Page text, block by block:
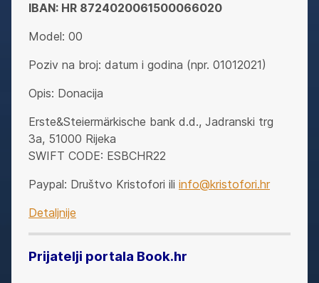
IBAN: HR 8724020061500066020
Model: 00
Poziv na broj: datum i godina (npr. 01012021)
Opis: Donacija
Erste&Steiermärkische bank d.d., Jadranski trg
3a, 51000 Rijeka
SWIFT CODE: ESBCHR22
Paypal: Društvo Kristofori ili info@kristofori.hr
Detaljnije
Prijatelji portala Book.hr